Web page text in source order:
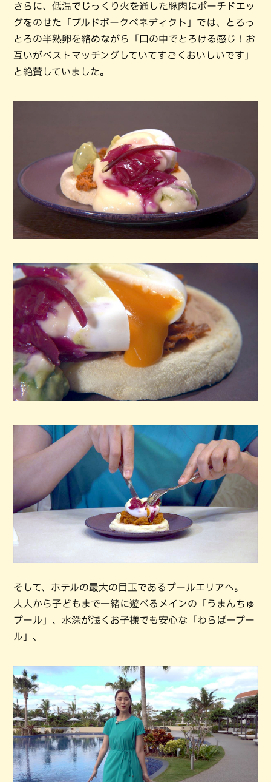
さらに、低温でじっくり火を通した豚肉にポーチドエッ
グをのせた「プルドポークベネディクト」では、とろっ
とろの半熟卵を絡めながら「口の中でとろける感じ！お
互いがベストマッチングしていてすごくおいしいです」
と絶賛していました。
そして、ホテルの最大の目玉であるプールエリアへ。
大人から子どもまで一緒に遊べるメインの「うまんちゅ
プール」、水深が浅くお子様でも安心な「わらばープー
ル」、